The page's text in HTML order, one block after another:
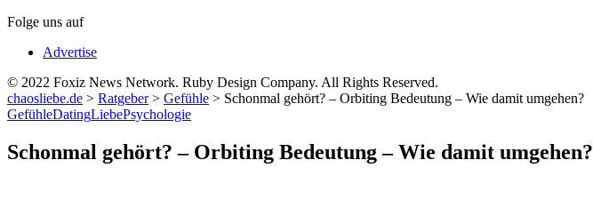
Folge uns auf
Advertise
© 2022 Foxiz News Network. Ruby Design Company. All Rights Reserved.
chaosliebe.de > Ratgeber> Gefühle > Schonmal gehört? – Orbiting Bedeutung – Wie damit umgehen?
GefühleDatingLiebePsychologie
Schonmal gehört? – Orbiting Bedeutung – Wie damit umgehen?